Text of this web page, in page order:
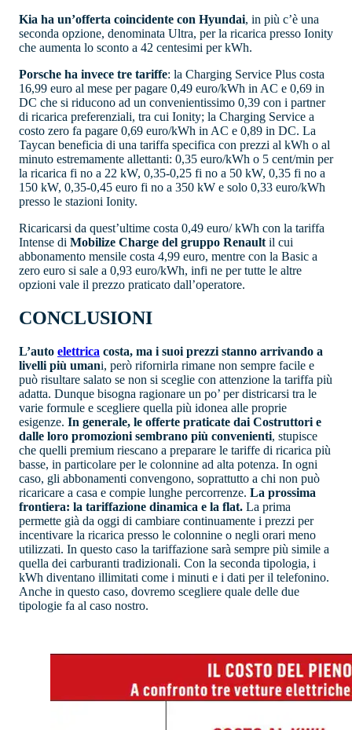
Kia ha un’offerta coincidente con Hyundai, in più c’è una
seconda opzione, denominata Ultra, per la ricarica presso Ionity
che aumenta lo sconto a 42 centesimi per kWh.
Porsche ha invece tre tariffe: la Charging Service Plus costa
16,99 euro al mese per pagare 0,49 euro/kWh in AC e 0,69 in
DC che si riducono ad un convenientissimo 0,39 con i partner
di ricarica preferenziali, tra cui Ionity; la Charging Service a
costo zero fa pagare 0,69 euro/kWh in AC e 0,89 in DC. La
Taycan beneficia di una tariffa specifica con prezzi al kWh o al
minuto estremamente allettanti: 0,35 euro/kWh o 5 cent/min per
la ricarica fi no a 22 kW, 0,35-0,25 fi no a 50 kW, 0,35 fi no a
150 kW, 0,35-0,45 euro fi no a 350 kW e solo 0,33 euro/kWh
presso le stazioni Ionity.
Ricaricarsi da quest’ultime costa 0,49 euro/ kWh con la tariffa
Intense di Mobilize Charge del gruppo Renault il cui
abbonamento mensile costa 4,99 euro, mentre con la Basic a
zero euro si sale a 0,93 euro/kWh, infi ne per tutte le altre
opzioni vale il prezzo praticato dall’operatore.
CONCLUSIONI
L’auto elettrica costa, ma i suoi prezzi stanno arrivando a
livelli più umani, però rifornirla rimane non sempre facile e
può risultare salato se non si sceglie con attenzione la tariffa più
adatta. Dunque bisogna ragionare un po’ per districarsi tra le
varie formule e scegliere quella più idonea alle proprie
esigenze. In generale, le offerte praticate dai Costruttori e
dalle loro promozioni sembrano più convenienti, stupisce
che quelli premium riescano a preparare le tariffe di ricarica più
basse, in particolare per le colonnine ad alta potenza. In ogni
caso, gli abbonamenti convengono, soprattutto a chi non può
ricaricare a casa e compie lunghe percorrenze. La prossima
frontiera: la tariffazione dinamica e la flat. La prima
permette già da oggi di cambiare continuamente i prezzi per
incentivare la ricarica presso le colonnine o negli orari meno
utilizzati. In questo caso la tariffazione sarà sempre più simile a
quella dei carburanti tradizionali. Con la seconda tipologia, i
kWh diventano illimitati come i minuti e i dati per il telefonino.
Anche in questo caso, dovremo scegliere quale delle due
tipologie fa al caso nostro.